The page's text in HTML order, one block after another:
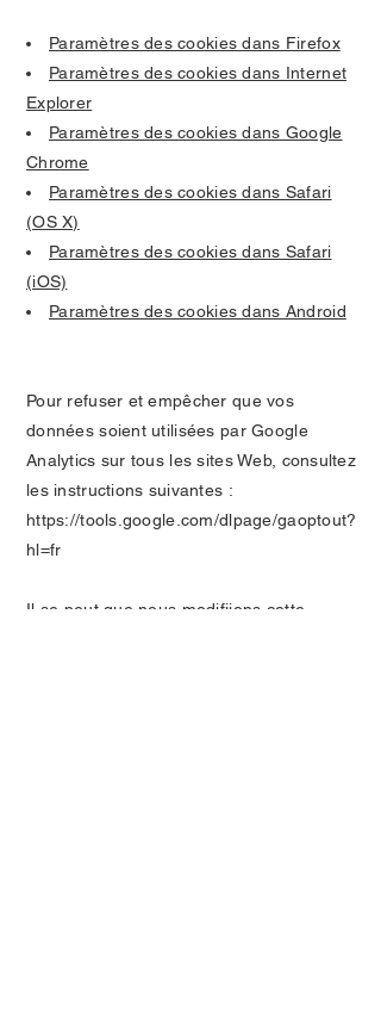
Paramètres des cookies dans Firefox
Paramètres des cookies dans Internet
Explorer
Paramètres des cookies dans Google
Chrome
Paramètres des cookies dans Safari
(OS X)
Paramètres des cookies dans Safari
(iOS)
Paramètres des cookies dans Android
Pour refuser et empêcher que vos
données soient utilisées par Google
Analytics sur tous les sites Web, consultez
les instructions suivantes :
https://tools.google.com/dlpage/gaoptout?
hl=fr
Il se peut que nous modifiions cette